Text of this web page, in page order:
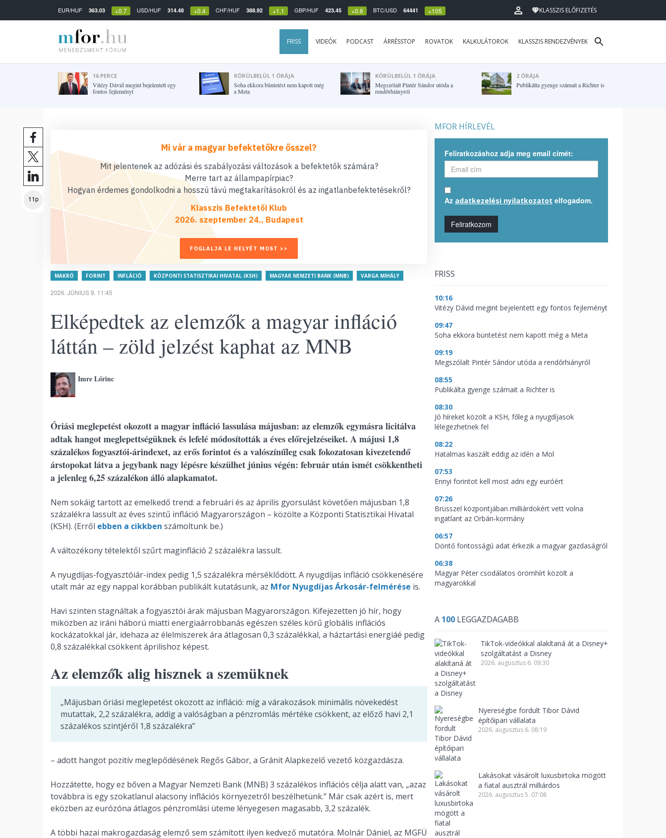
EUR/HUF 363.03 +0.7 USD/HUF 314.48 +0.4 CHF/HUF 388.92 +1.1 GBP/HUF 423.45 +0.8 BTC/USD 64441 +105 KLASSZIS ELŐFIZETÉS
FRISS VIDEÓK PODCAST ÁRRÉSSTOP ROVATOK KALKULÁTOROK KLASSZIS RENDEZVÉNYEK
16 PERCE
Vitézy Dávid megint bejelentett egy
fontos fejleményt
KÖRÜLBELÜL 1 ÓRÁJA
Soha ekkora büntetést nem kapott még
a Meta
KÖRÜLBELÜL 1 ÓRÁJA
Megszólalt Pintér Sándor utóda a
rendőrhiányról
2 ÓRÁJA
Publikálta gyenge számait a Richter is
11p
Mi vár a magyar befektetőkre ősszel?
Mit jelentenek az adózási és szabályozási változások a befektetők számára?
Merre tart az állampapírpiac?
Hogyan érdemes gondolkodni a hosszú távú megtakarításokról és az ingatlanbefektetésekről?
Klasszis Befektetői Klub
2026. szeptember 24., Budapest
FOGLALJA LE HELYÉT MOST >>
MAKRÓ FORINT INFLÁCIÓ KÖZPONTI STATISZTIKAI HIVATAL (KSH) MAGYAR NEMZETI BANK (MNB) VARGA MIHÁLY
2026. JÚNIUS 9. 11:45
Elképedtek az elemzők a magyar infláció
láttán – zöld jelzést kaphat az MNB
Imre Lőrinc
Óriási meglepetést okozott a magyar infláció lassulása májusban: az elemzők egymásra licitálva
adtak hangot meglepettségüknek és lefelé módosították a éves előrejelzéseiket. A májusi 1,8
százalékos fogyasztói-árindexet, az erős forintot és a valószínűleg csak fokozatosan kivezetendő
árstopokat látva a jegybank nagy lépésre készülhet június végén: február után ismét csökkentheti
a jelenleg 6,25 százalékon álló alapkamatot.
Nem sokáig tartott az emelkedő trend: a februári és az április gyorsulást követően májusban 1,8
százalékra lassult az éves szintű infláció Magyarországon – közölte a Központi Statisztikai Hivatal
(KSH). (Erről ebben a cikkben számoltunk be.)
A változékony tételektől szűrt maginfláció 2 százalékra lassult.
A nyugdíjas-fogyasztóiár-index pedig 1,5 százalékra mérséklődött. A nyugdíjas infláció csökkenésére
utalt már az egy nappal korábban publikált kutatásunk, az Mfor Nyugdíjas Árkosár-felmérése is.
Havi szinten stagnáltak a fogyasztói árak májusban Magyarországon. Kifejezetten jó hír, hogy
miközben az iráni háború miatti energiaárrobbanás egészen széles körű globális inflációs
kockázatokkal jár, idehaza az élelmiszerek ára átlagosan 0,3 százalékkal, a háztartási energiáé pedig
0,8 százalékkal csökkent áprilishoz képest.
Az elemzők alig hisznek a szemüknek
„Májusban óriási meglepetést okozott az infláció: míg a várakozások minimális növekedést
mutattak, 2,2 százalékra, addig a valóságban a pénzromlás mértéke csökkent, az előző havi 2,1
százalékos szintjéről 1,8 százalékra”
– adott hangot pozitív meglepődésének Regős Gábor, a Gránit Alapkezelő vezető közgazdásza.
Hozzátette, hogy ez bőven a Magyar Nemzeti Bank (MNB) 3 százalékos inflációs célja alatt van, „azaz
továbbra is egy szokatlanul alacsony inflációs környezetről beszélhetünk.” Már csak azért is, mert
eközben az eurózóna átlagos pénzromlási üteme lényegesen magasabb, 3,2 százalék.
A többi hazai makrogazdaság elemző sem számított ilyen kedvező mutatóra. Molnár Dániel, az MGFÜ
MFOR HÍRLEVÉL
Feliratkozáshoz adja meg email címét:
Az adatkezelési nyilatkozatot elfogadom.
Feliratkozom
FRISS
10:16
Vitézy Dávid megint bejelentett egy fontos fejleményt
09:47
Soha ekkora büntetést nem kapott még a Meta
09:19
Megszólalt Pintér Sándor utóda a rendőrhiányról
08:55
Publikálta gyenge számait a Richter is
08:30
Jó híreket közölt a KSH, főleg a nyugdíjasok
lélegezhetnek fel
08:22
Hatalmas kaszált eddig az idén a Mol
07:53
Ennyi forintot kell most adni egy euróért
07:26
Brüsszel központjában milliárdokért vett volna
ingatlant az Orbán-kormány
06:57
Döntő fontosságú adat érkezik a magyar gazdaságról
06:38
Magyar Péter csodálatos örömhírt közölt a
magyarokkal
A 100 LEGGAZDAGABB
TikTok-videókkal alakítaná át a Disney+
szolgáltatást a Disney
2026. augusztus 6. 09:30
Nyereségbe fordult Tibor Dávid
építőipari vállalata
2026. augusztus 6. 08:19
Lakásokat vásárolt luxusbirtoka mögött
a fiatal ausztrál milliárdos
2026. augusztus 5. 07:08